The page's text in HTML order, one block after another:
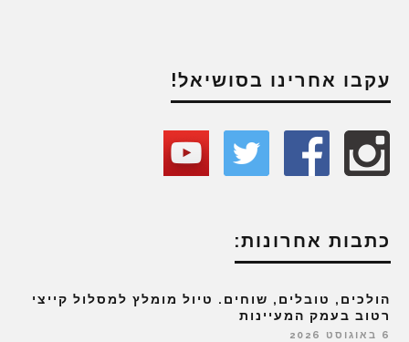
עקבו אחרינו בסושיאל!
כתבות אחרונות:
הולכים, טובלים, שוחים. טיול מומלץ למסלול קייצי
רטוב בעמק המעיינות
6 באוגוסט 2026